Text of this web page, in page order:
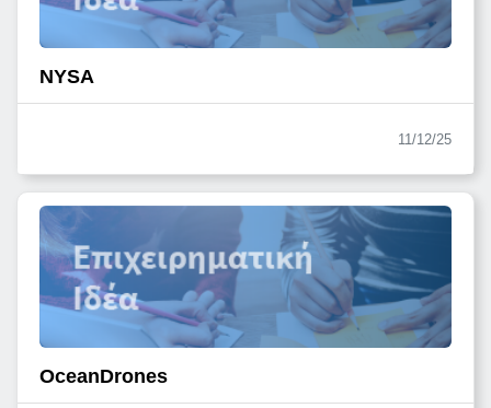
NYSA
11/12/25
OceanDrones